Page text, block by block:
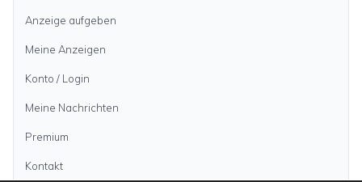
Anzeige aufgeben
Meine Anzeigen
Konto / Login
Meine Nachrichten
Premium
Kontakt